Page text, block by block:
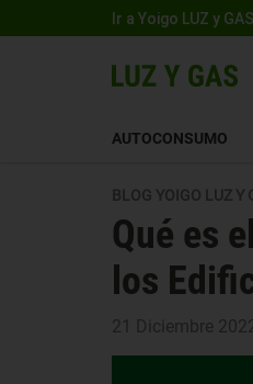
Ir a Yoigo LUZ y GAS
AUTOCONSUMO
BLOG YOIGO LUZ Y
Qué es
los
21 Diciembre